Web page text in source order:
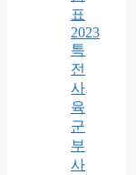
표
2023
특
전
사
육
군
부
사